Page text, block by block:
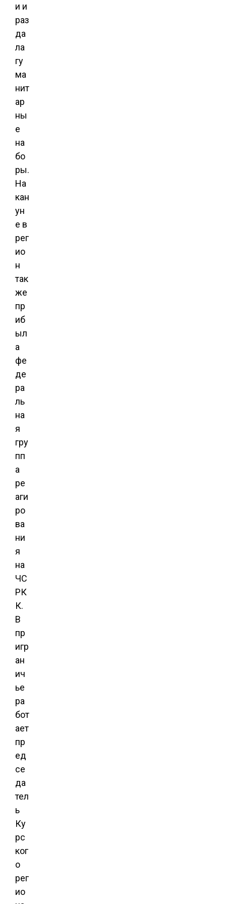
и и
раз
да
ла
гу
ма
нит
ар
ны
е
на
бо
ры.
На
кан
ун
е в
рег
ио
н
так
же
пр
иб
ыл
а
фе
де
ра
ль
на
я
гру
пп
а
ре
аги
ро
ва
ни
я
на
ЧС
РК
К.
В
пр
игр
ан
ич
ье
ра
бот
ает
пр
ед
се
да
тел
ь
Ку
рс
ког
о
рег
ио